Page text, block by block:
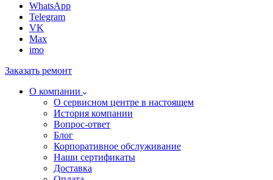
WhatsApp
Telegram
VK
Max
imo
Заказать ремонт
О компании
О сервисном центре в настоящем
История компании
Вопрос-ответ
Блог
Корпоративное обслуживание
Наши сертификаты
Доставка